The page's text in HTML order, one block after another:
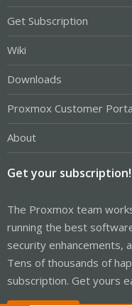
Get Subscription
Wiki
Downloads
Proxmox Customer
About
Get your subscription!
The Proxmox team
running the best
security enhancements,
Tens of thousands of
subscription. Get yours